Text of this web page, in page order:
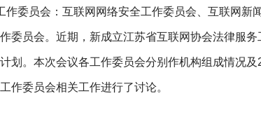
委员会：互联网网络安全工作委员会、互联网新
委员会。近期，新成立江苏省互联网协会法律服
划。本次会议各工作委员会分别作机构组成情况
作委员会相关工作进行了讨论。